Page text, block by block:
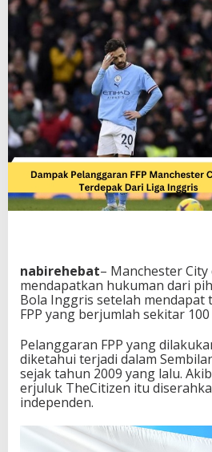
M
a
n
c
h
e
s
t
e
r
C
i
t
y
B
T
e
r
d
p
a
k
D
i
nabirehebat– Manchester
mendapatkan hukuman dari
Bola Inggris setelah mendapat
FPP yang berjumlah sekitar
Pelanggaran FPP yang
diketahui terjadi dalam
sejak tahun 2009 yang lalu.
erjuluk TheCitizen itu
independen.